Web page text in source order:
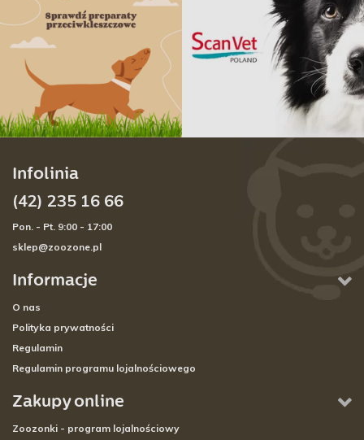
Informacje
O nas
Polityka prywatności
Regulamin
Regulamin programu lojalnościowego
Zakupy online
Zoozonki - program lojalnościowy
Infolinia
(42) 235 16 66
Pon. - Pt. 9:00 - 17:00
sklep@zoozone.pl